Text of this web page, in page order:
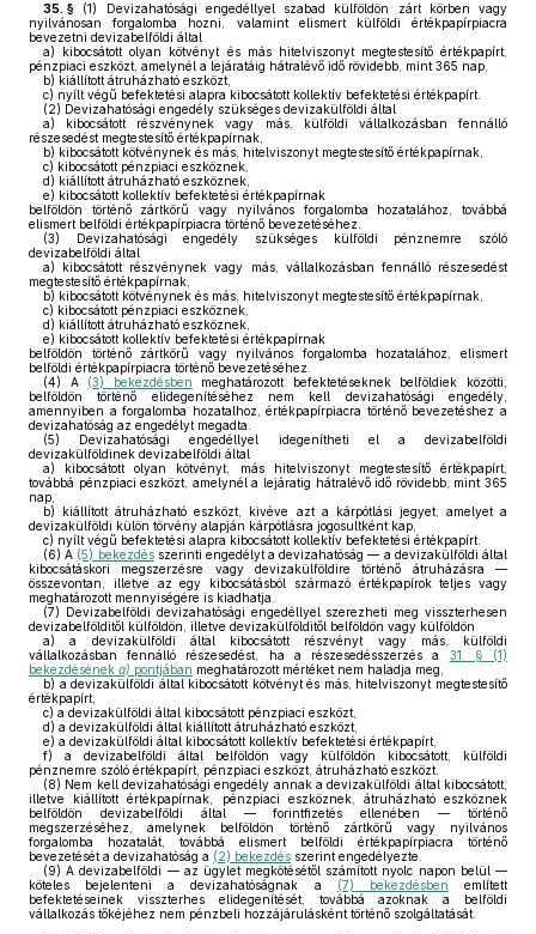
35. § (1)
Devizahatósági engedéllyel szabad külföldön zárt körben vagy
nyilvánosan forgalomba hozni, valamint elismert külföldi értékpapírpiacra
bevezetni devizabelföldi által
a) kibocsátott olyan kötvényt és más hitelviszonyt megtestesítő értékpapírt,
pénzpiaci eszközt, amelynél a lejáratáig hátralévő idő rövidebb, mint 365 nap,
b) kiállított átruházható eszközt,
c) nyílt végű befektetési alapra kibocsátott kollektív befektetési értékpapírt.
(2) Devizahatósági engedély szükséges devizakülföldi által
a) kibocsátott részvénynek vagy más, külföldi vállalkozásban fennálló
részesedést megtestesítő értékpapírnak,
b) kibocsátott kötvénynek és más, hitelviszonyt megtestesítő értékpapírnak,
c) kibocsátott pénzpiaci eszköznek,
d) kiállított átruházható eszköznek,
e) kibocsátott kollektív befektetési értékpapírnak
belföldön történő zártkörű vagy nyilvános forgalomba hozatalához, továbbá
elismert belföldi értékpapírpiacra történő bevezetéséhez.
(3) Devizahatósági engedély szükséges külföldi pénznemre szóló
devizabelföldi által
a) kibocsátott részvénynek vagy más, vállalkozásban fennálló részesedést
megtestesítő értékpapírnak,
b) kibocsátott kötvénynek és más, hitelviszonyt megtestesítő értékpapírnak,
c) kibocsátott pénzpiaci eszköznek,
d) kiállított átruházható eszköznek,
e) kibocsátott kollektív befektetési értékpapírnak
belföldön történő zártkörű vagy nyilvános forgalomba hozatalához, elismert
belföldi értékpapírpiacra történő bevezetéséhez.
(4) A (3) bekezdésben meghatározott befektetéseknek belföldiek közötti,
belföldön történő elidegenítéséhez nem kell devizahatósági engedély,
amennyiben a forgalomba hozatalhoz, értékpapírpiacra történő bevezetéshez a
devizahatóság az engedélyt megadta.
(5) Devizahatósági engedéllyel idegenítheti el a devizabelföldi
devizakülföldinek devizabelföldi által
a) kibocsátott olyan kötvényt, más hitelviszonyt megtestesítő értékpapírt,
továbbá pénzpiaci eszközt, amelynél a lejáratig hátralévő idő rövidebb, mint 365
nap,
b) kiállított átruházható eszközt, kivéve azt a kárpótlási jegyet, amelyet a
devizakülföldi külön törvény alapján kárpótlásra jogosultként kap,
c) nyílt végű befektetési alapra kibocsátott kollektív befektetési értékpapírt.
(6) A (5) bekezdésszerinti engedélyt a devizahatóság — a devizakülföldi által
kibocsátáskori megszerzésre vagy devizakülföldire történő átruházásra —
összevontan, illetve az egy kibocsátásból származó értékpapírok teljes vagy
meghatározott mennyiségére is kiadhatja.
(7) Devizabelföldi devizahatósági engedéllyel szerezheti meg visszterhesen
devizabelfölditől külföldön, illetve devizakülfölditől belföldön vagy külföldön
a) a devizakülföldi által kibocsátott részvényt vagy más, külföldi
vállalkozásban fennálló részesedést, ha a részesedésszerzés a 31. § (1)
bekezdésének a) pontjában meghatározott mértéket nem haladja meg,
b) a devizakülföldi által kibocsátott kötvényt és más, hitelviszonyt megtestesítő
értékpapírt,
c) a devizakülföldi által kibocsátott pénzpiaci eszközt,
d) a devizakülföldi által kiállított átruházható eszközt,
e) a devizakülföldi által kibocsátott kollektív befektetési értékpapírt,
f) a devizabelföldi által belföldön vagy külföldön kibocsátott, külföldi
pénznemre szóló értékpapírt, pénzpiaci eszközt, átruházható eszközt.
(8) Nem kell devizahatósági engedély annak a devizakülföldi által kibocsátott,
illetve kiállított értékpapírnak, pénzpiaci eszköznek, átruházható eszköznek
belföldön devizabelföldi által — forintfizetés ellenében — történő
megszerzéséhez, amelynek belföldön történő zártkörű vagy nyilvános
forgalomba hozatalát, továbbá elismert belföldi értékpapírpiacra történő
bevezetését a devizahatóság a (2) bekezdés szerint engedélyezte.
(9) A devizabelföldi — az ügylet megkötésétől számított nyolc napon belül —
köteles bejelenteni a devizahatóságnak a
(7) bekezdésben említett
befektetéseinek visszterhes elidegenítését, továbbá azoknak a belföldi
vállalkozás tőkéjéhez nem pénzbeli hozzájárulásként történő szolgáltatását.